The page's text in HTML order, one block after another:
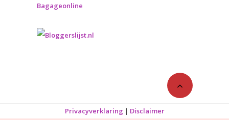
Bagageonline
Privacyverklaring | Disclaimer